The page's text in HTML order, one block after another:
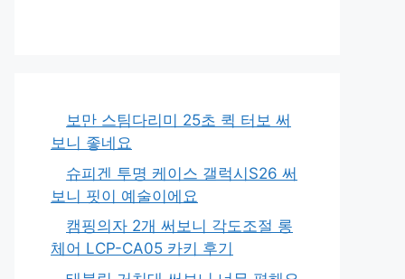
보만 스팀다리미 25초 퀵 터보 써
보니 좋네요
슈피겐 투명 케이스 갤럭시S26 써
보니 핏이 예술이에요
캠핑의자 2개 써보니 각도조절 롱
체어 LCP-CA05 카키 후기